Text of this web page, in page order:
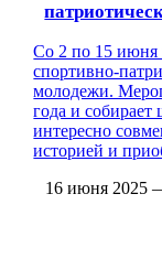
Со 2 по 15 июня
спортивно-
молодежи.
года и
интересно
историей и
16 июня 2025